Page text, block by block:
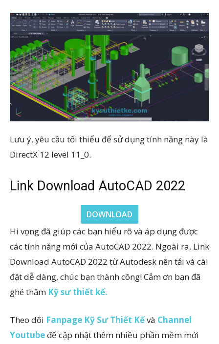
Lưu ý, yêu cầu tối thiểu để sử dụng tính năng này là
DirectX 12 level 11_0.
Link Download AutoCAD 2022
DOWNLOAD
Hi vọng đã giúp các bạn hiểu rõ và áp dụng được
các tính năng mới của AutoCAD 2022. Ngoài ra, Link
Download AutoCAD 2022 từ Autodesk nên tải và cài
đặt dễ dàng, chúc bạn thành công! Cảm ơn bạn đã
ghé thăm Kỹ sư thiết kế.
Theo dõi Fanpage Kỹ Sư Thiết Kếvà Channel
Youtube để cập nhật thêm nhiều phần mềm mới